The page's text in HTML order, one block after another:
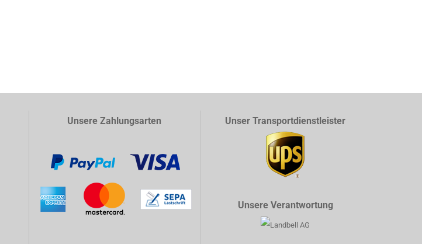
Unsere Zahlungsarten Unser Transportdienstleister
Unsere Verantwortung